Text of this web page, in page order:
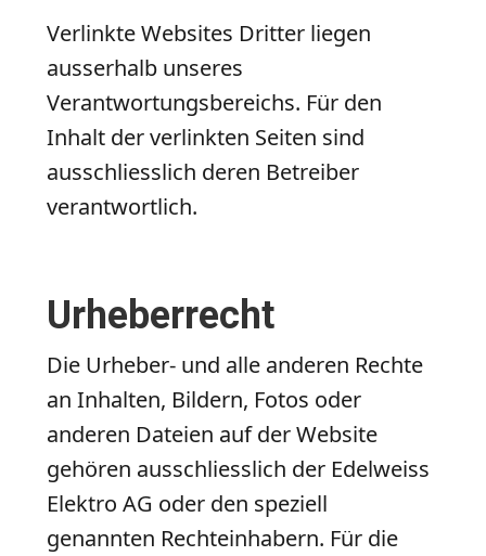
Verlinkte Websites Dritter liegen
ausserhalb unseres
Verantwortungsbereichs. Für den
Inhalt der verlinkten Seiten sind
ausschliesslich deren Betreiber
verantwortlich.
Urheberrecht
Die Urheber- und alle anderen Rechte
an Inhalten, Bildern, Fotos oder
anderen Dateien auf der Website
gehören ausschliesslich der Edelweiss
Elektro AG oder den speziell
genannten Rechteinhabern. Für die